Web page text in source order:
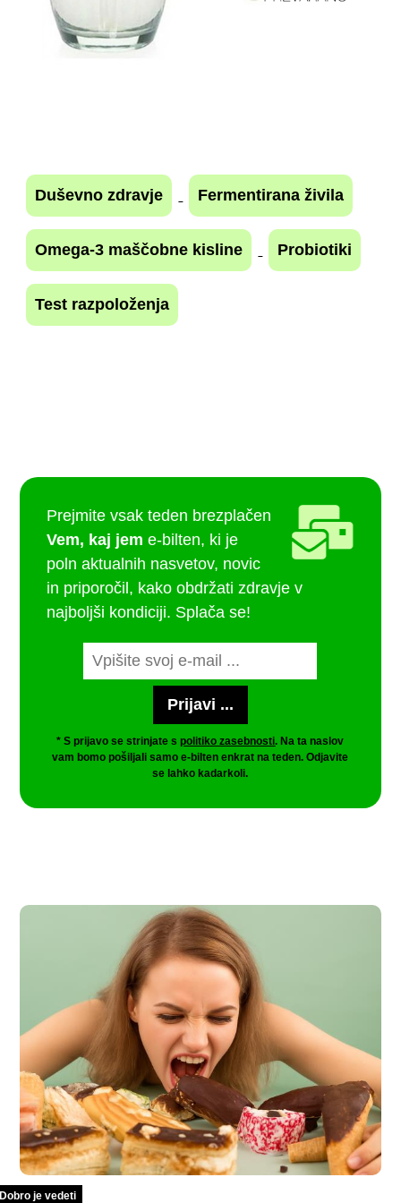
Duševno zdravje Fermentirana živila
Omega-3 maščobne kisline Probiotiki
Test razpoloženja
Prejmite vsak teden brezplačen
Vem, kaj jem e-bilten, ki je
poln aktualnih nasvetov, novic
in priporočil, kako obdržati zdravje v
najboljši kondiciji. Splača se!
* S prijavo se strinjate spolitiko zasebnosti. Na ta naslov
vam bomo pošiljali samo e-bilten enkrat na teden. Odjavite
se lahko kadarkoli.
Dobro je vedeti